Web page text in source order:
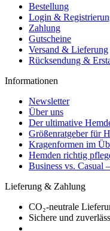
Bestellung
Login &
Zahlung
Gutscheine
Versand & Lieferung
Rücksendung &
Informationen
Newsletter
Über uns
Der ultimative
Größenratgeber für
Kragenformen im
Hemden richtig
Business vs. Casual
Lieferung & Zahlung
CO₂-neutrale
Sichere und